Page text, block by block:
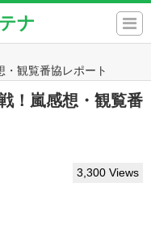
ナ
観覧番協レポート
！嵐感想・観覧番
3,300 Views